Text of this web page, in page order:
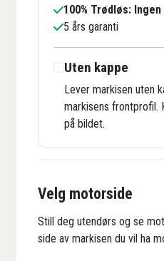
100% Trødløs:
5 års garanti
Uten kappe
Lever markisen uten
markisens frontprofil.
på bildet.
Velg motorside
Still deg utendørs og se
side av markisen du vil ha